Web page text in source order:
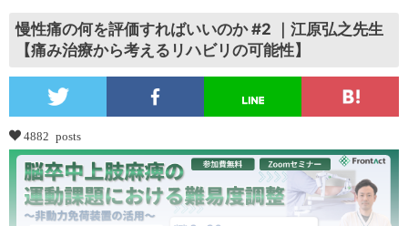
慢性痛の何を評価すればいいのか #2 ｜江原弘之先生
【痛み治療から考えるリハビリの可能性】
4882 posts